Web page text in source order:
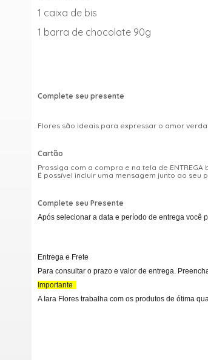
1 caixa de bis
1 barra de chocolate 90g
Complete seu presente
Flores são ideais para expressar o amor
Cartão
Prossiga com a compra e na tela de
É possível incluir uma mensagem junto ao seu
Complete seu Presente
Após selecionar a data e período de entrega você
Entrega e Frete
Para consultar o prazo e valor de entrega.
Importante
A Iara Flores trabalha com os produtos de ótima